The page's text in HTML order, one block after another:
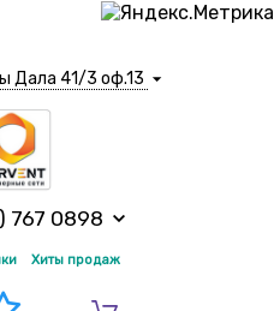
Дала 41/3 оф.13
767 0898
Хиты продаж